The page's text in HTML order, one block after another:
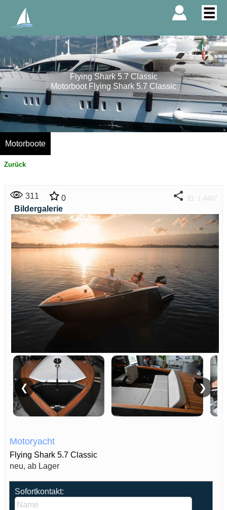
Flying Shark 5.7 Classic
Motorboot Flying Shark 5.7 Classic
Motorboote
Zurück
311 0 ID: 1-4487
Bildergalerie
❮ ❯
Motoryacht
Flying Shark 5.7 Classic
neu, ab Lager
Sofortkontakt: